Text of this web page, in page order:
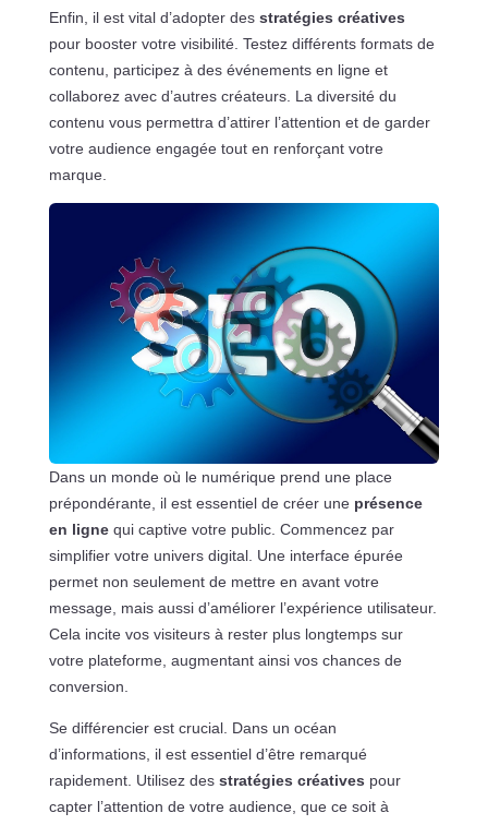
Enfin, il est vital d’adopter des stratégies créatives
pour booster votre visibilité. Testez différents formats de
contenu, participez à des événements en ligne et
collaborez avec d’autres créateurs. La diversité du
contenu vous permettra d’attirer l’attention et de garder
votre audience engagée tout en renforçant votre
marque.
Dans un monde où le numérique prend une place
prépondérante, il est essentiel de créer une présence
en lignequi captive votre public. Commencez par
simplifier votre univers digital. Une interface épurée
permet non seulement de mettre en avant votre
message, mais aussi d’améliorer l’expérience utilisateur.
Cela incite vos visiteurs à rester plus longtemps sur
votre plateforme, augmentant ainsi vos chances de
conversion.
Se différencier est crucial. Dans un océan
d’informations, il est essentiel d’être remarqué
rapidement. Utilisez des stratégies créatives pour
capter l’attention de votre audience, que ce soit à